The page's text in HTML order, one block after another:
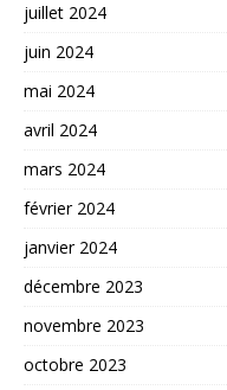
juillet 2024
juin 2024
mai 2024
avril 2024
mars 2024
février 2024
janvier 2024
décembre 2023
novembre 2023
octobre 2023